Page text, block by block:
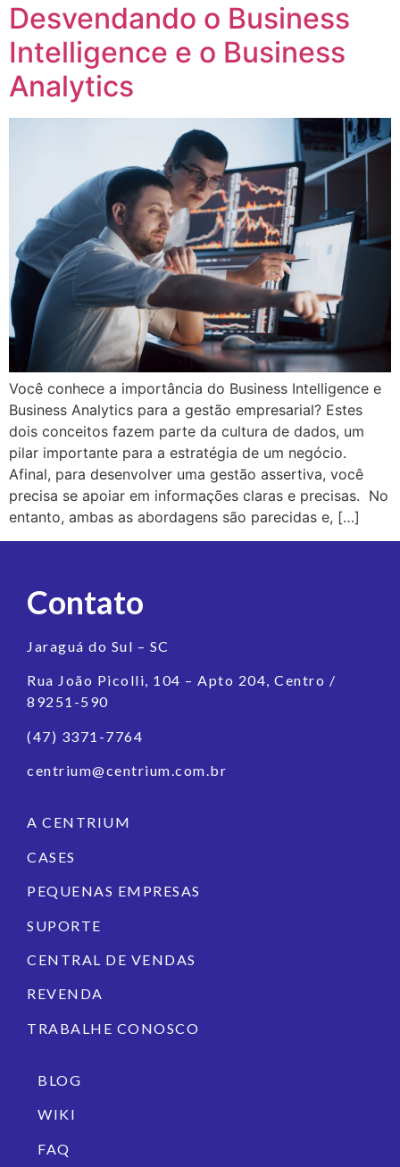
Desvendando o Business
Intelligence e o Business
Analytics
Você conhece a importância do Business Intelligence e
Business Analytics para a gestão empresarial? Estes
dois conceitos fazem parte da cultura de dados, um
pilar importante para a estratégia de um negócio.
Afinal, para desenvolver uma gestão assertiva, você
precisa se apoiar em informações claras e precisas. No
entanto, ambas as abordagens são parecidas e, […]
Contato
Jaraguá do Sul – SC
Rua João Picolli, 104 – Apto 204, Centro /
89251-590
(47) 3371-7764
centrium@centrium.com.br
A CENTRIUM
CASES
PEQUENAS EMPRESAS
SUPORTE
CENTRAL DE VENDAS
REVENDA
TRABALHE CONOSCO
BLOG
WIKI
FAQ